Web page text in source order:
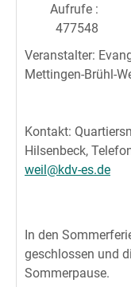
Aufrufe:
477548
Veranstalter:
Mettingen-Brühl-
Kontakt:
Hilsenbeck,
weil@kdv-es.de
In den
geschlossen und
Sommerpause.